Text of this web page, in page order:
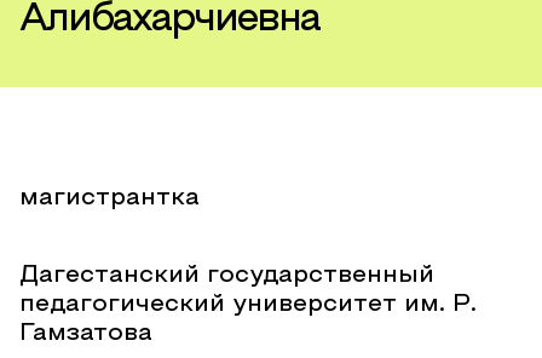
Алибахарчиевна
магистрантка
Дагестанский государственный
педагогический университет им. Р.
Гамзатова